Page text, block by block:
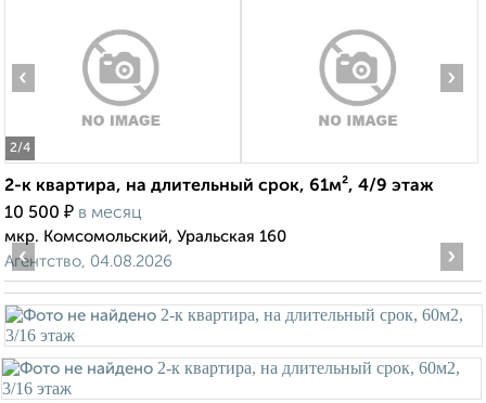
2/4
‹ ›
2-к квартира, на длительный срок, 61м², 4/9 этаж
10 500 ₽ в месяц
мкр. Комсомольский, Уральская 160
Агентство, 04.08.2026
‹ ›